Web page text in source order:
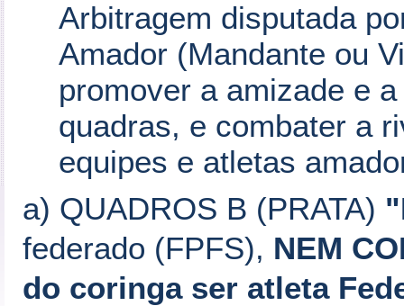
Arbitragem disputada
Amador (Mandante ou
promover a amizade e
quadras, e combater a
equipes e atletas
a) QUADROS B (PRATA)
federado (FPFS), NEM
do coringa ser atleta